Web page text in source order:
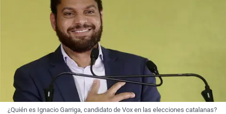
¿Quién es Ignacio Garriga, candidato de Vox en las elecciones catalanas?